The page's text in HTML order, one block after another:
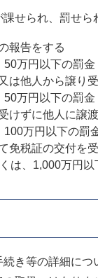
せられ、罰せら
報告をする
万円以下の罰金
は他人から譲り
万円以下の罰金
けずに他人に譲
万円以下の罰
免税証の交付を
、1,000万円以
き等の詳細につ